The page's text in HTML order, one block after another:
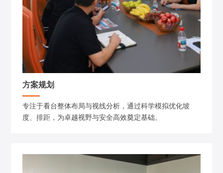
方案规划
专注于看台整体布局与视线分析，通过科学模拟优化坡
度、排距，为卓越视野与安全高效奠定基础。